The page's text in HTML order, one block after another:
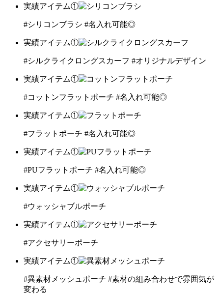
実績アイテム①
#シリコンブラシ #名入れ可能◎
実績アイテム①
#シルクライクロングスカーフ #オリジナルデザイン
実績アイテム①
#コットンフラットポーチ #名入れ可能◎
実績アイテム①
#フラットポーチ #名入れ可能◎
実績アイテム①
#PUフラットポーチ #名入れ可能◎
実績アイテム①
#ウォッシャブルポーチ
実績アイテム①
#アクセサリーポーチ
実績アイテム①
#異素材メッシュポーチ #素材の組み合わせで雰囲気が
変わる